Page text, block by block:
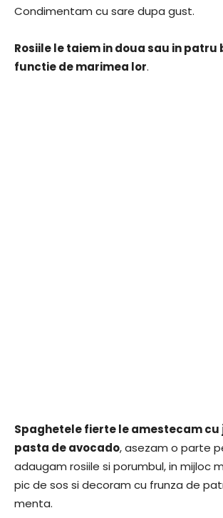
Condimentam cu sare dupa gust.
Rosiile le taiem in doua sau in patru
functie de marimea lor.
Spaghetele fierte le amestecam
pasta de avocado, asezam o parte
adaugam rosiile si porumbul, in mijloc
pic de sos si decoram cu frunza de
menta.